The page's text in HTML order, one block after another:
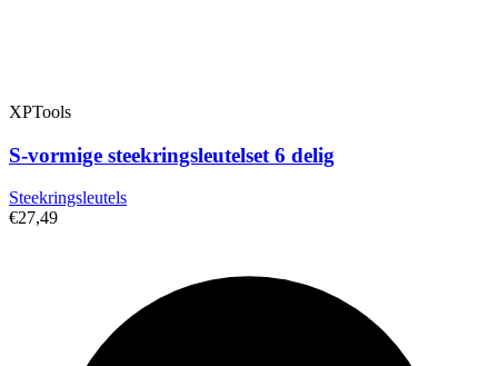
XPTools
S-vormige steekringsleutelset 6 delig
Steekringsleutels
€27,49